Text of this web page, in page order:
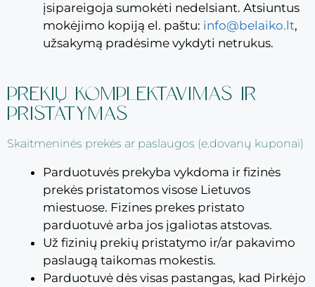
įsipareigoja sumokėti nedelsiant. Atsiuntus
mokėjimo kopiją el. paštu: info@belaiko.lt,
užsakymą pradėsime vykdyti netrukus.
PREKIŲ KOMPLEKTAVIMAS IR
PRISTATYMAS
Skaitmeninės prekės ar paslaugos (e.dovanų kuponai)
Parduotuvės prekyba vykdoma ir fizinės
prekės pristatomos visose Lietuvos
miestuose. Fizines prekes pristato
parduotuvė arba jos įgaliotas atstovas.
Už fizinių prekių pristatymo ir/ar pakavimo
paslaugą taikomas mokestis.
Parduotuvė dės visas pastangas, kad Pirkėjo